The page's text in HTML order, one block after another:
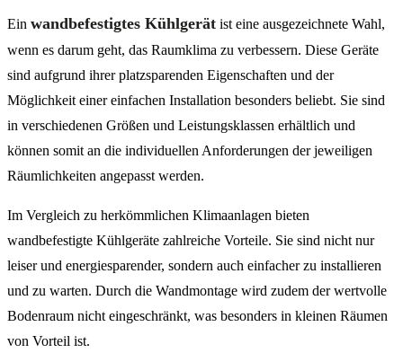
Ein wandbefestigtes Kühlgerät ist eine ausgezeichnete Wahl,
wenn es darum geht, das Raumklima zu verbessern. Diese Geräte
sind aufgrund ihrer platzsparenden Eigenschaften und der
Möglichkeit einer einfachen Installation besonders beliebt. Sie sind
in verschiedenen Größen und Leistungsklassen erhältlich und
können somit an die individuellen Anforderungen der jeweiligen
Räumlichkeiten angepasst werden.
Im Vergleich zu herkömmlichen Klimaanlagen bieten
wandbefestigte Kühlgeräte zahlreiche Vorteile. Sie sind nicht nur
leiser und energiesparender, sondern auch einfacher zu installieren
und zu warten. Durch die Wandmontage wird zudem der wertvolle
Bodenraum nicht eingeschränkt, was besonders in kleinen Räumen
von Vorteil ist.